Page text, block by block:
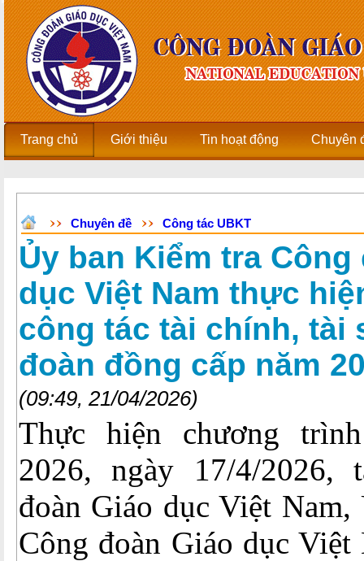
Trang chủ Giới thiệu Tin hoạt động Chuyên
Chuyên đề Công tác UBKT
Ủy ban Kiểm tra Công
dục Việt Nam thực
công tác tài chính, tài
đoàn đồng cấp năm
(09:49, 21/04/2026)
Thực hiện chương
2026, ngày 17/4/
đoàn Giáo dục Việt
Công đoàn Giáo dục